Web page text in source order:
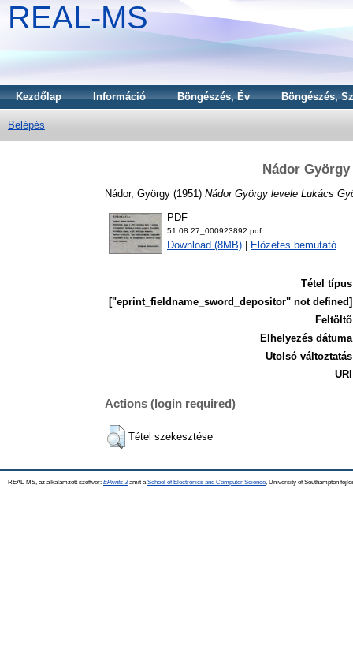
REAL-MS
Kezdőlap Információ Böngészés, Év Böngészés,
Belépés
Nádor
Nádor, György (1951) Nádor György levele Lukács
PDF
51.08.27_000923892.pdf
Download (8MB) Előzetes bemutató
Tétel
["eprint_fieldname_sword_depositor" not
Elhelyezés
Utolsó
Actions (login required)
Tétel szekesztése
REAL-MS, az alkalamzott szoftver: EPrints 3amit a School of Electronics and Computer Science , University of Southampton